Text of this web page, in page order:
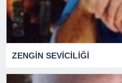
ZENGİN SEVİCİLİĞİ